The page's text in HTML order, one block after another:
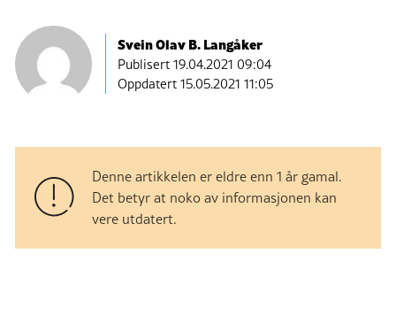
Svein Olav B. Langåker
Publisert19.04.2021 09:04
Oppdatert 15.05.2021 11:05
Denne artikkelen er eldre enn 1 år gamal.
Det betyr at noko av informasjonen kan
vere utdatert.